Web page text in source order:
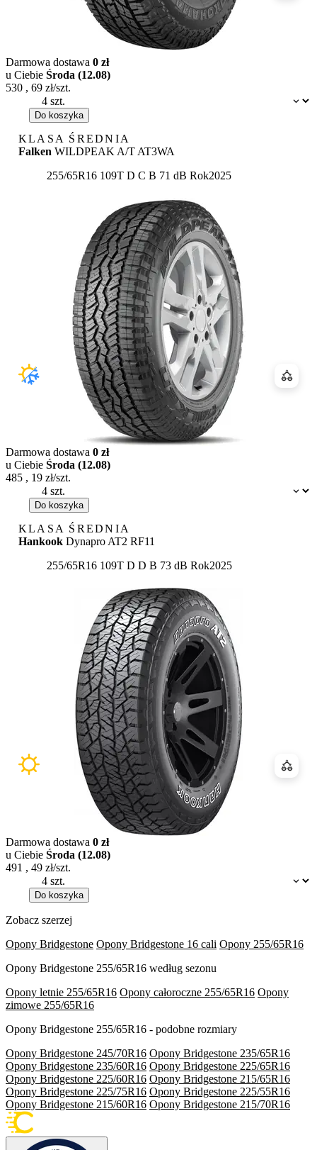
Dostępność:
Darmowa dostawa 0 zł
u Ciebie Środa (12.08)
530 , 69 zł/szt.
Do koszyka
KLASA ŚREDNIA
Falken WILDPEAK A/T AT3WA
255/65R16 109T Etykieta:
D C B 71 dB Rok2025
Dostępność:
Darmowa dostawa 0 zł
u Ciebie Środa (12.08)
485 , 19 zł/szt.
Do koszyka
KLASA ŚREDNIA
Hankook Dynapro AT2 RF11
255/65R16 109T Etykieta:
D D B 73 dB Rok2025
Dostępność:
Darmowa dostawa 0 zł
u Ciebie Środa (12.08)
491 , 49 zł/szt.
Do koszyka
Zobacz szerzej
Opony Bridgestone Opony Bridgestone 16 cali Opony 255/65R16
Opony Bridgestone 255/65R16 według sezonu
Opony letnie 255/65R16 Opony całoroczne 255/65R16 Opony
zimowe 255/65R16
Opony Bridgestone 255/65R16 - podobne rozmiary
Opony Bridgestone 245/70R16 Opony Bridgestone 235/65R16
Opony Bridgestone 235/60R16 Opony Bridgestone 225/65R16
Opony Bridgestone 225/60R16 Opony Bridgestone 215/65R16
Opony Bridgestone 225/75R16 Opony Bridgestone 225/55R16
Opony Bridgestone 215/60R16 Opony Bridgestone 215/70R16